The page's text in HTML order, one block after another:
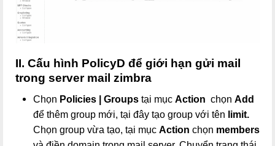
II. Cấu hình PolicyD để giới hạn gửi mail
trong server mail zimbra
Chọn Policies | Groups tại mục Action chọn Add
để thêm group mới, tại đây tạo group với tên limit.
Chọn group vừa tạo, tại mục Action chọn members